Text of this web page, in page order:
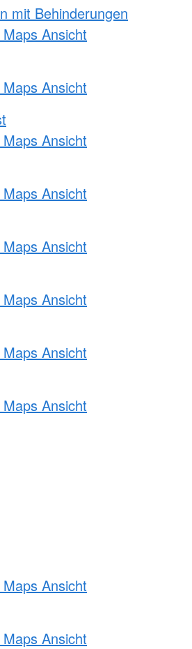
mit Behinderungen
Ansicht
Ansicht
Ansicht
Ansicht
Ansicht
Ansicht
Ansicht
Ansicht
Ansicht
Ansicht